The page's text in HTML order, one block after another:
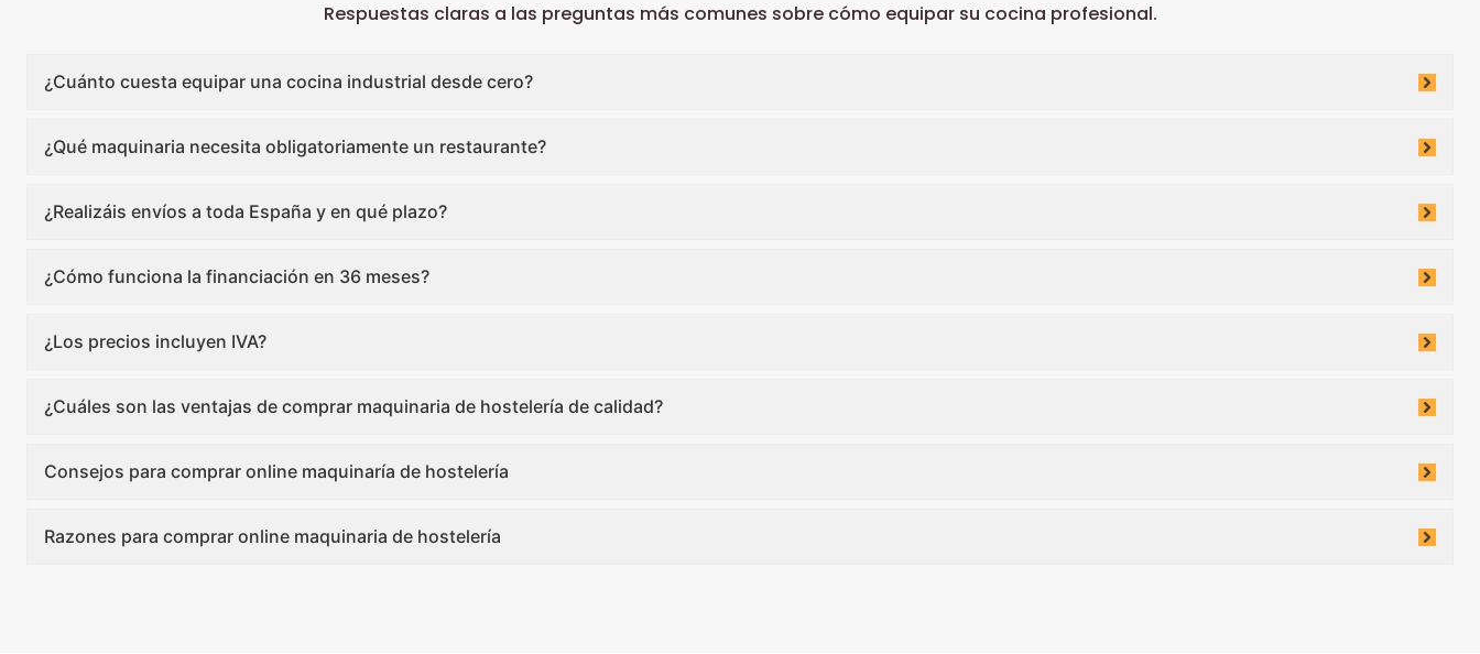
Respuestas claras a las preguntas más comunes sobre cómo equipar su cocina profesional.
¿Cuánto cuesta equipar una cocina industrial desde cero?
¿Qué maquinaria necesita obligatoriamente un restaurante?
¿Realizáis envíos a toda España y en qué plazo?
¿Cómo funciona la financiación en 36 meses?
¿Los precios incluyen IVA?
¿Cuáles son las ventajas de comprar maquinaria de hostelería de calidad?
Consejos para comprar online maquinaría de hostelería
Razones para comprar online maquinaria de hostelería